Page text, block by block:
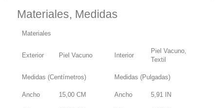
Materiales, Medidas
Materiales
Exterior Piel Vacuno Interior
Piel Vacuno,
Textil
Medidas (Centímetros) Medidas (Pulgadas)
Ancho 15,00 CM Ancho 5,91 IN